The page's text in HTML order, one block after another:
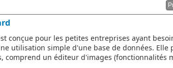
conçue pour les petites entreprises ayant
utilisation simple d'une base de données. Elle
comprend un éditeur d'images (fonctionnalités